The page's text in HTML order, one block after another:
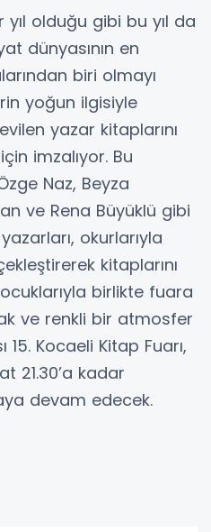
yıl olduğu gibi bu yıl da
dünyasının en
biri olmayı
yoğun ilgisiyle
yazar kitaplarını
imzalıyor. Bu
Naz, Beyza
ve Rena Büyüklü gibi
okurlarıyla
kitaplarını
birlikte fuara
ve renkli bir atmosfer
15. Kocaeli Kitap Fuarı,
21.30’a kadar
devam edecek.